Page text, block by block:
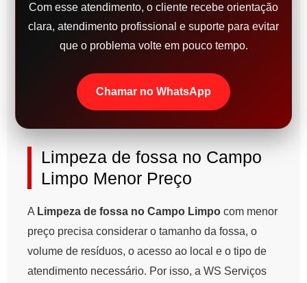
Com esse atendimento, o cliente recebe orientação
clara, atendimento profissional e suporte para evitar
que o problema volte em pouco tempo.
Chamar no WhatsApp
Limpeza de fossa no Campo
Limpo Menor Preço
A Limpeza de fossa no Campo Limpo com menor
preço precisa considerar o tamanho da fossa, o
volume de resíduos, o acesso ao local e o tipo de
atendimento necessário. Por isso, a WS Serviços